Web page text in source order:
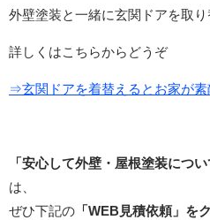
外壁塗装と一緒に玄関ドアを取
詳しくはこちらからどうぞ
⇒玄関ドアを着替えるとお家が
「安心して外壁・屋根塗装につ
は、
ぜひ下記の 「WEB見積依頼」を